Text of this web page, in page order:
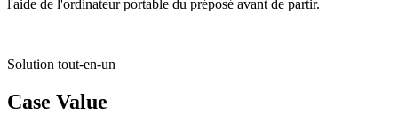
l'aide de l'ordinateur portable du préposé avant de partir.
Solution tout-en-un
Case Value